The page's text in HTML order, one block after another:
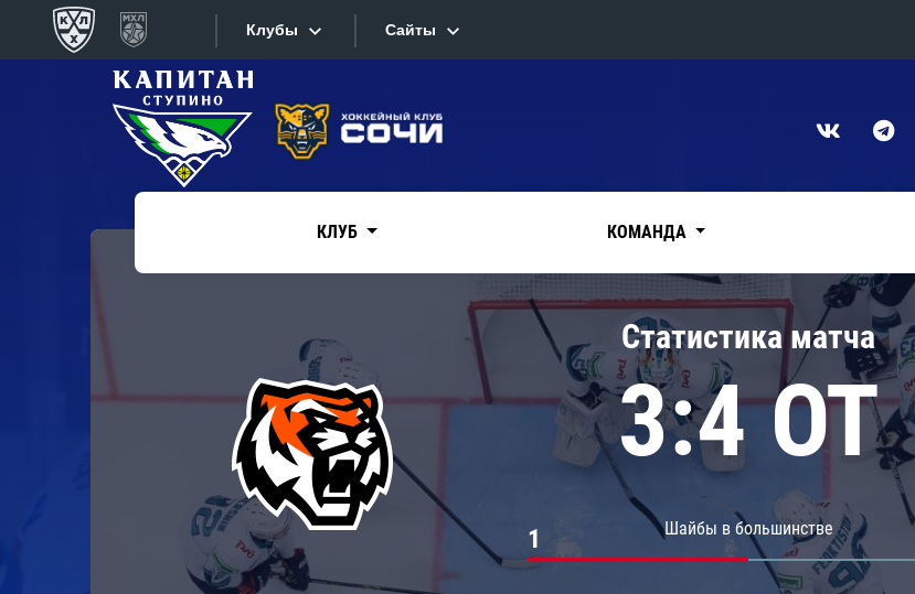
Клубы
Конференция «Запад»
Дивизион Боброва
Дивизион Тарасова
Динамо Мн
Динамо М
Локомотив
ЦСКА
Ак Барс
Нефтехимик
Дивизион Чернышева
Авангард
Адмирал
Сайты
Сайты
Текстовые трансляции
Интернет-магазин
Фотобанк
Приложение КХЛ
КЛУБ КОМАНДА
Статистика матча
3:4 ОТ
Шайбы в большинстве
1